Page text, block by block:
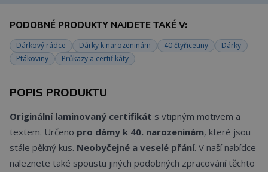
PODOBNÉ PRODUKTY NAJDETE TAKÉ V:
Dárkový rádce Dárky k narozeninám 40 čtyřicetiny
Dárky
Ptákoviny
Průkazy a certifikáty
POPIS PRODUKTU
Originální laminovaný certifikát s vtipným motivem a
textem. Určeno pro dámy k 40. narozeninám, které jsou
stále pěkný kus. Neobyčejné a veselé přání. V naší nabídce
naleznete také spoustu jiných podobných zpracování těchto